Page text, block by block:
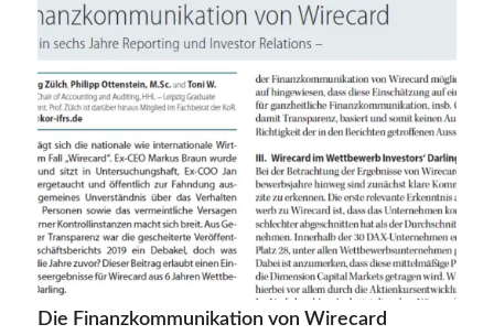
Die Finanzkommunikation von Wirecard